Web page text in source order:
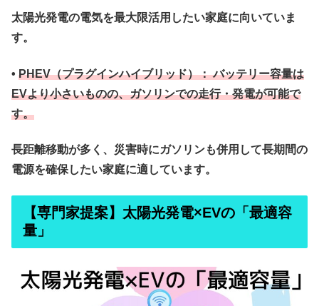
太陽光発電の電気を最大限活用したい家庭に向いていま
す。
• PHEV（プラグインハイブリッド）：バッテリー容量は
EVより小さいものの、ガソリンでの走行・発電が可能で
す。
長距離移動が多く、災害時にガソリンも併用して長期間の
電源を確保したい家庭に適しています。
【専門家提案】太陽光発電×EVの「最適容
量」